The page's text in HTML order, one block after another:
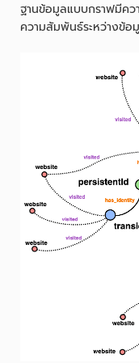
ฐานข้อมูลแบบกราฟมีค
ความสัมพันธ์ระหว่างข้อ